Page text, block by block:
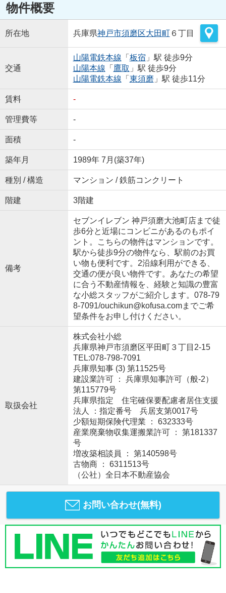
物件概要
所在地 兵庫県神戸市須磨区大田町６丁目
交通
山陽電鉄本線 「 板宿 」駅 徒歩9分
山陽本線 「 鷹取 」駅 徒歩9分
山陽電鉄本線 「 東須磨 」駅 徒歩11分
賃料 -
管理費等 -
面積 -
築年月 1989年 7月(築37年)
種別 / 構造 マンション / 鉄筋コンクリート
階建 3階建
備考
セブンイレブン 神戸須磨大池町店まで徒
歩6分と近場にコンビニがあるのもポイ
ント。こちらの物件はマンションです。
駅から徒歩9分の物件なら、駅前のお買
い物も便利です。2沿線利用ができる、
交通の便が良い物件です。あなたの希望
に合う不動産情報を、経験と知識の豊富
な小総スタッフがご紹介します。078-79
8-7091/ouchikun@kofusa.comまでご希
望条件をお申し付けください。
取扱会社
株式会社小総
兵庫県神戸市須磨区平田町３丁目2-15
TEL:078-798-7091
兵庫県知事 (3) 第11525号
建設業許可 ： 兵庫県知事許可（般-2）
第115779号
兵庫県指定 住宅確保要配慮者居住支援
法人 ：指定番号 兵居支第0017号
少額短期保険代理業 ： 632333号
産業廃棄物収集運搬業許可 ： 第181337
号
増改築相談員 ： 第140598号
古物商 ： 6311513号
（公社）全日本不動産協会
お問い合わせ(無料)